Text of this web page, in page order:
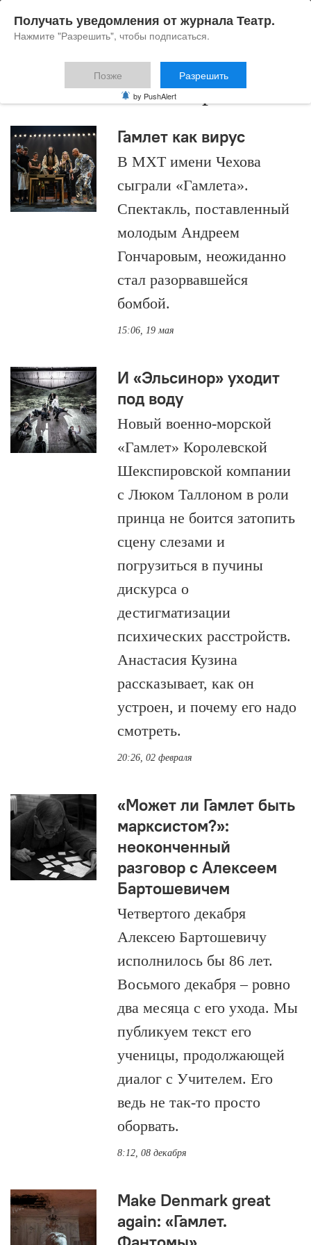
«Гамлет» Шекспира
Гамлет как вирус
В МХТ имени Чехова
сыграли «Гамлета».
Спектакль, поставленный
молодым Андреем
Гончаровым, неожиданно
стал разорвавшейся
бомбой.
15:06, 19 мая
И «Эльсинор» уходит
под воду
Новый военно-морской
«Гамлет» Королевской
Шекспировской компании
с Люком Таллоном в роли
принца не боится затопить
сцену слезами и
погрузиться в пучины
дискурса о
дестигматизации
психических расстройств.
Анастасия Кузина
рассказывает, как он
устроен, и почему его надо
смотреть.
20:26, 02 февраля
«Может ли Гамлет быть
марксистом?»:
неоконченный
разговор с Алексеем
Бартошевичем
Четвертого декабря
Алексею Бартошевичу
исполнилось бы 86 лет.
Восьмого декабря – ровно
два месяца с его ухода. Мы
публикуем текст его
ученицы, продолжающей
диалог с Учителем. Его
ведь не так-то просто
оборвать.
8:12, 08 декабря
Make Denmark great
again: «Гамлет.
Получать уведомления от журнала Театр.
Нажмите "Разрешить", чтобы подписаться.
Позже Разрешить
by PushAlert